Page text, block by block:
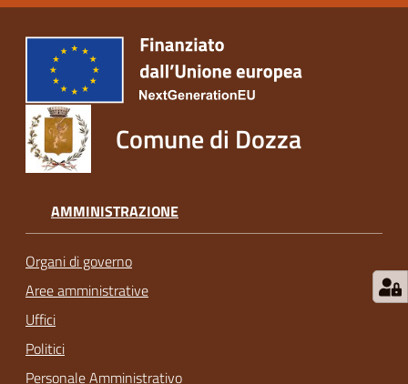
Comune di Dozza
AMMINISTRAZIONE
Organi di governo
Aree amministrative
Uffici
Politici
Personale Amministrativo